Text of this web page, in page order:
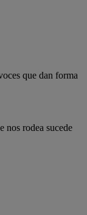
que dan forma
nos rodea sucede